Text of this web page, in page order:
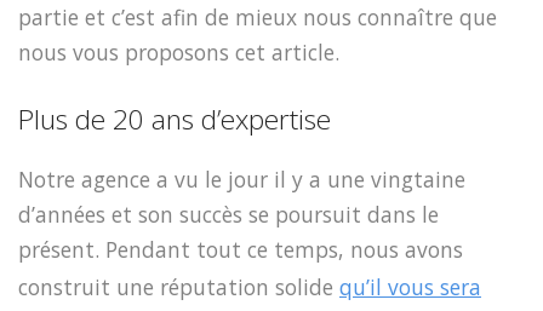
partie et c’est afin de mieux nous connaître que
nous vous proposons cet article.
Plus de 20 ans d’expertise
Notre agence a vu le jour il y a une vingtaine
d’années et son succès se poursuit dans le
présent. Pendant tout ce temps, nous avons
construit une réputation solide qu’il vous sera